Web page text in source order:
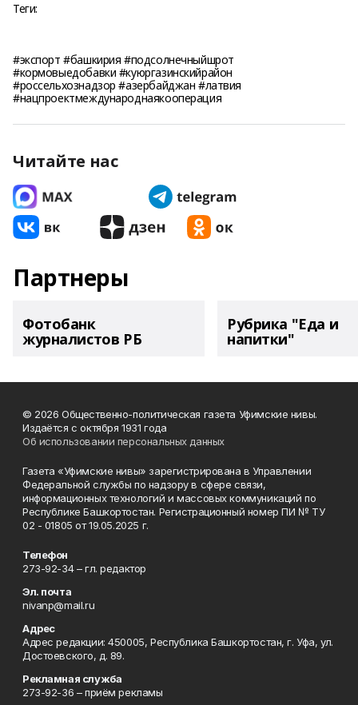
Теги:
#экспорт #башкирия #подсолнечныйшрот
#кормовыедобавки #куюргазинскийрайон
#россельхознадзор #азербайджан #латвия
#нацпроектмеждународнаякооперация
Читайте нас
Партнеры
Фотобанк
журналистов РБ
Рубрика "Еда и
напитки"
© 2026 Общественно-политическая газета Уфимские нивы.
Издаётся с октября 1931 года
Об использовании персональных данных
Газета «Уфимские нивы» зарегистрирована в Управлении
Федеральной службы по надзору в сфере связи,
информационных технологий и массовых коммуникаций по
Республике Башкортостан. Регистрационный номер ПИ № ТУ
02 - 01805 от 19.05.2025 г.
Телефон
273-92-34 – гл. редактор
Эл. почта
nivanp@mail.ru
Адрес
Адрес редакции: 450005, Республика Башкортостан, г. Уфа, ул.
Достоевского, д. 89.
Рекламная служба
273-92-36 – приём рекламы